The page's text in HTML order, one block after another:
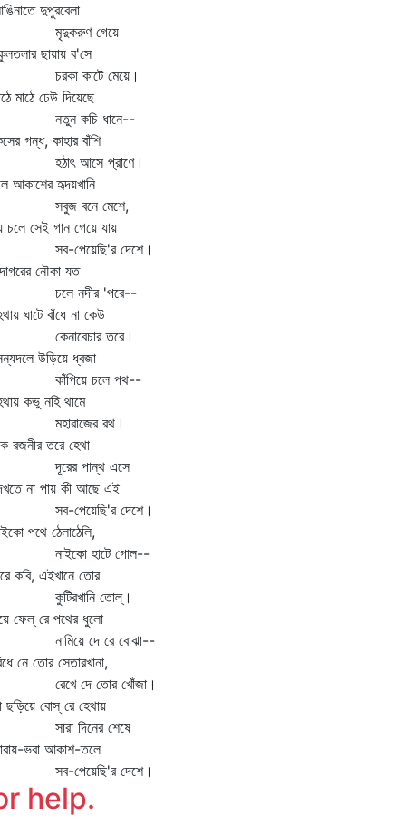
দুপুরবেলা
গেয়ে
ছায়ায় ব'সে
কাটে মেয়ে।
মাঠে ঢেউ দিয়েছে
কচি ধানে--
গন্ধ, কাহার বাঁশি
আসে প্রাণে।
আকাশের হৃদয়খানি
বনে মেশে,
চলে সেই গান গেয়ে যায়
পেয়েছি'র দেশে।
নৌকা যত
নদীর 'পরে--
ঘাটে বাঁধে না কেউ
তরে।
উড়িয়ে ধ্বজা
চলে পথ--
কভু নহি থামে
রথ।
রজনীর তরে হেথা
পান্থ এসে
না পায় কী আছে এই
পেয়েছি'র দেশে।
পথে ঠেলাঠেলি,
হাটে গোল--
কবি, এইখানে তোর
তোল্‌।
ফেল্‌ রে পথের ধুলো
দে রে বোঝা--
নে তোর সেতারখানা,
দে তোর খোঁজা।
ছড়িয়ে বোস্‌ রে হেথায়
দিনের শেষে
ভরা আকাশ-তলে
পেয়েছি'র দেশে।
help.